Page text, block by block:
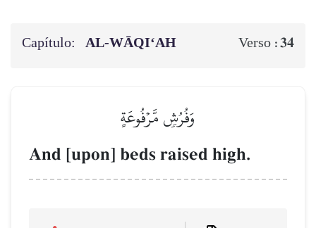
Capítulo: AL‑WĀQI‘AH Verso :34
وَفُرُشٖ مَّرۡفُوعَةٍ
And [upon] beds raised high.